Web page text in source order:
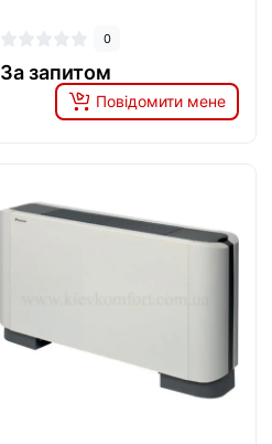
0
За запитом
Повідомити мене